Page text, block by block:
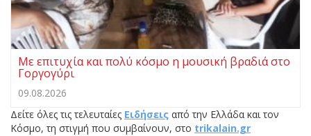
Με επιτυχία και πολύ κόσμο η μουσική βραδιά στο
Γοργογύρι
09.08.2026
Δείτε όλες τις τελευταίες Ειδήσεις από την Ελλάδα και τον
Κόσμο, τη στιγμή που συμβαίνουν, στο trikalain.gr